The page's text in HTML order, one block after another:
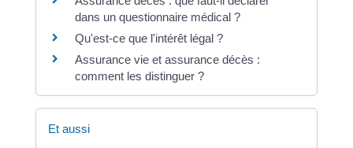
dans un questionnaire médical ?
Qu'est-ce que l'intérêt légal ?
Assurance vie et assurance décès :
comment les distinguer ?
Et aussi